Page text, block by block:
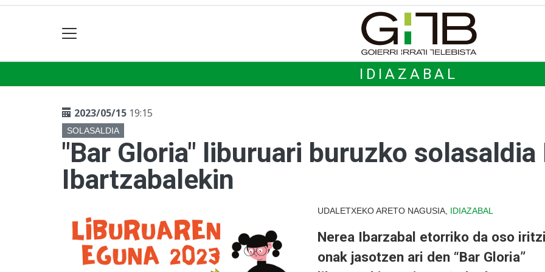
IDIAZABAL
2023/05/15 19:15
SOLASALDIA
"Bar Gloria" liburuari buruzko solasaldia
Ibartzabalekin
UDALETXEKO ARETO NAGUSIA, IDIAZABAL
Nerea Ibarzabal etorriko da oso iritzi
onak jasotzen ari den “Bar Gloria”